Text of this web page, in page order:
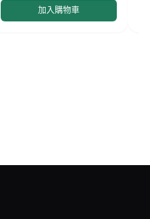
加入購物車